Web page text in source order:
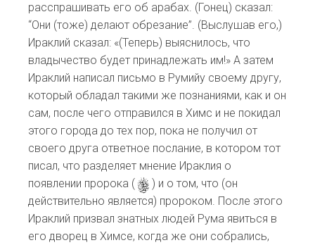
расспрашивать его об арабах. (Гонец) сказал:
“Они (тоже) делают обрезание”. (Выслушав его,)
Ираклий сказал: «(Теперь) выяснилось, что
владычество будет принадлежать им!» А затем
Ираклий написал письмо в Румийу своему другу,
который обладал такими же познаниями, как и он
сам, после чего отправился в Химс и не покидал
этого города до тех пор, пока не получил от
своего друга ответное послание, в котором тот
писал, что разделяет мнение Ираклия о
появлении пророка ( s ) и о том, что (он
действительно является) пророком. После этого
Ираклий призвал знатных людей Рума явиться в
его дворец в Химсе, когда же они собрались,